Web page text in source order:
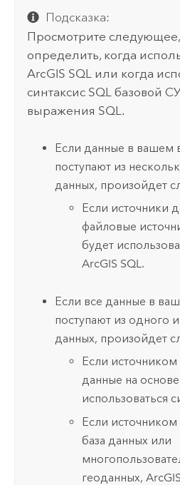
Подсказка:
Просмотрите
определить, когда
ArcGIS SQL или когда
синтаксис SQL базовой
выражения SQL.
Если данные в вашем
поступают из
данных, произойдет
Если источники
файловые
будет
ArcGIS SQL.
Если все данные в
поступают из одного
данных, произойдет
Если источником
данные на
использоваться
Если источником
база данных или
геоданных,